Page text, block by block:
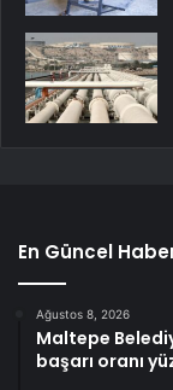
En Güncel
Ağustos 8, 2026
Maltepe
başarı oranı